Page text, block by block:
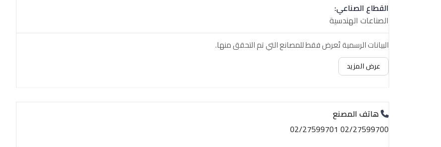
القطاع الصناعي:
الصناعات الهندسية
البيانات الرسمية تُعرض فقط للمصانع التي تم التحقق منها.
عرض المزيد
هاتف المصنع
02/27599700 02/27599701